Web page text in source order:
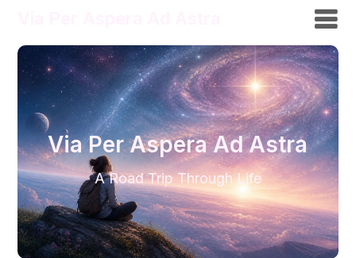
Via Per Aspera Ad Astra
A Road Trip Through Life